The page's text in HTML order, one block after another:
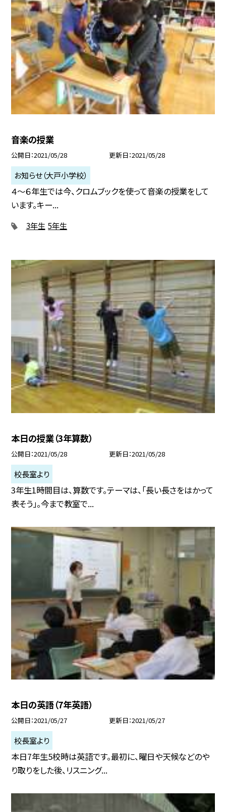
音楽の授業
公開日 2021/05/28 更新日 2021/05/28
お知らせ（大戸小学校）
４〜６年生では今、クロムブックを使って音楽の授業をして
います。キー...
3年生 5年生
本日の授業（3年算数）
公開日 2021/05/28 更新日 2021/05/28
校長室より
3年生1時間目は、算数です。テーマは、「長い長さをはかって
表そう」。今まで教室で...
本日の英語（7年英語）
公開日 2021/05/27 更新日 2021/05/27
校長室より
本日7年生5校時は英語です。最初に、曜日や天候などのや
り取りをした後、リスニング...